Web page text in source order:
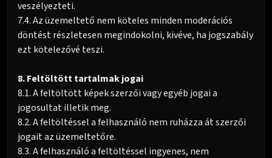
veszélyezteti.
7.4. Az üzemeltető nem köteles minden moderációs
döntést részletesen megindokolni, kivéve, ha jogszabály
ezt kötelezővé teszi.
8. Feltöltött tartalmak jogai
8.1. A feltöltött képek szerzői vagy egyéb jogai a
jogosultat illetik meg.
8.2. A feltöltéssel a felhasználó nem ruházza át szerzői
jogait az üzemeltetőre.
8.3. A felhasználó a feltöltéssel ingyenes, nem